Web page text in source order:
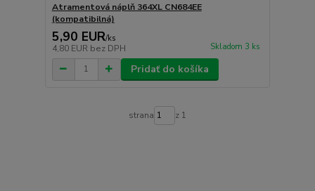
Atramentová náplň 364XL CN684EE
(kompatibilná)
5,90 EUR/ks
4,80 EUR bez DPH Skladom 3 ks
Pridať do košíka
strana z 1